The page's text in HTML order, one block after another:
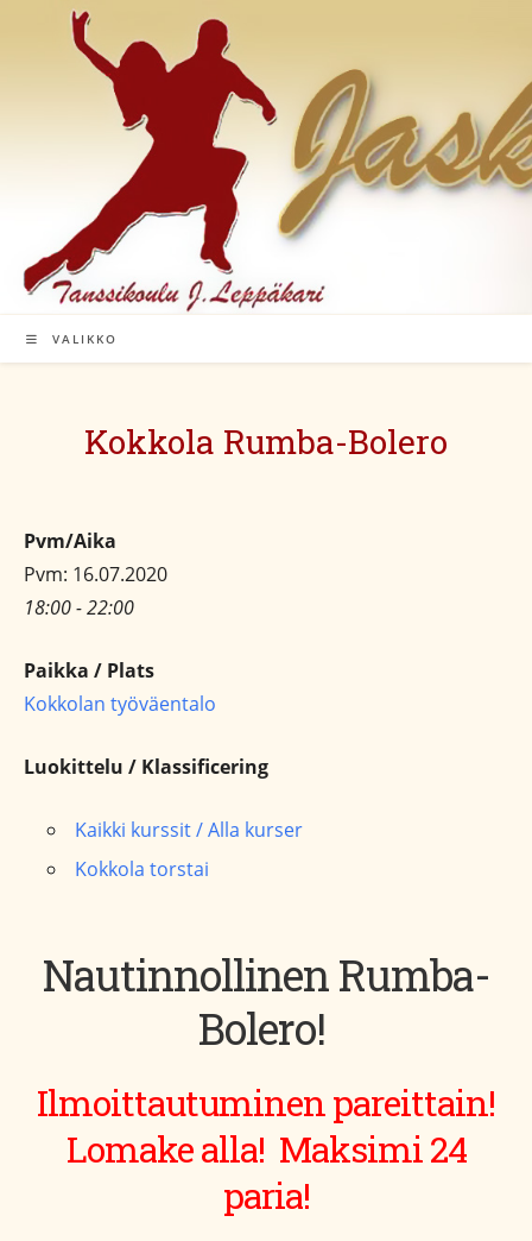
VALIKKO
Kokkola Rumba-Bolero
Pvm/Aika
Pvm: 16.07.2020
18:00 - 22:00
Paikka / Plats
Kokkolan työväentalo
Luokittelu / Klassificering
Kaikki kurssit / Alla kurser
Kokkola torstai
Nautinnollinen Rumba-
Bolero!
Ilmoittautuminen pareittain!
Lomake alla! Maksimi 24
paria!